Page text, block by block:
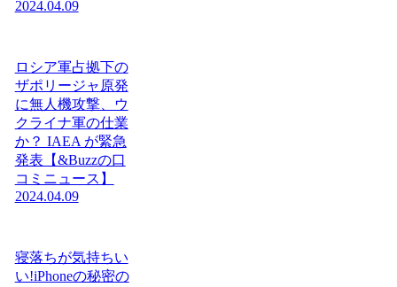
2024.04.09
ロシア軍占拠下の
ザポリージャ原発
に無人機攻撃、ウ
クライナ軍の仕業
か？ IAEA が緊急
発表【&Buzzの口
コミニュース】
2024.04.09
寝落ちが気持ちい
い!iPhoneの秘密の